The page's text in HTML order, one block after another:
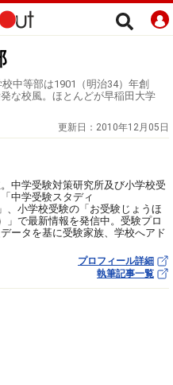
中等部は1901（明治34）年創
な校風。ほとんどが早稲田大学
更新日： 2010年12月05日
中学受験対策研究所及び小学校受
中学受験スタディ
、小学校受験の「お受験じょうほ
」で最新情報を発信中。受験プロ
ータを基に受験家族、学校へアド
プロフィール詳細
執筆記事一覧